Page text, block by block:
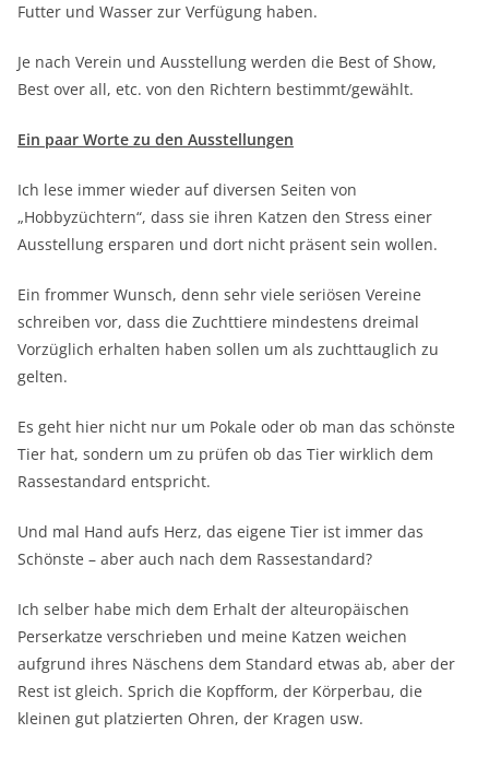
Futter und Wasser zur Verfügung haben.
Je nach Verein und Ausstellung werden die Best of Show,
Best over all, etc. von den Richtern bestimmt/gewählt.
Ein paar Worte zu den Ausstellungen
Ich lese immer wieder auf diversen Seiten von
„Hobbyzüchtern“, dass sie ihren Katzen den Stress einer
Ausstellung ersparen und dort nicht präsent sein wollen.
Ein frommer Wunsch, denn sehr viele seriösen Vereine
schreiben vor, dass die Zuchttiere mindestens dreimal
Vorzüglich erhalten haben sollen um als zuchttauglich zu
gelten.
Es geht hier nicht nur um Pokale oder ob man das schönste
Tier hat, sondern um zu prüfen ob das Tier wirklich dem
Rassestandard entspricht.
Und mal Hand aufs Herz, das eigene Tier ist immer das
Schönste – aber auch nach dem Rassestandard?
Ich selber habe mich dem Erhalt der alteuropäischen
Perserkatze verschrieben und meine Katzen weichen
aufgrund ihres Näschens dem Standard etwas ab, aber der
Rest ist gleich. Sprich die Kopfform, der Körperbau, die
kleinen gut platzierten Ohren, der Kragen usw.